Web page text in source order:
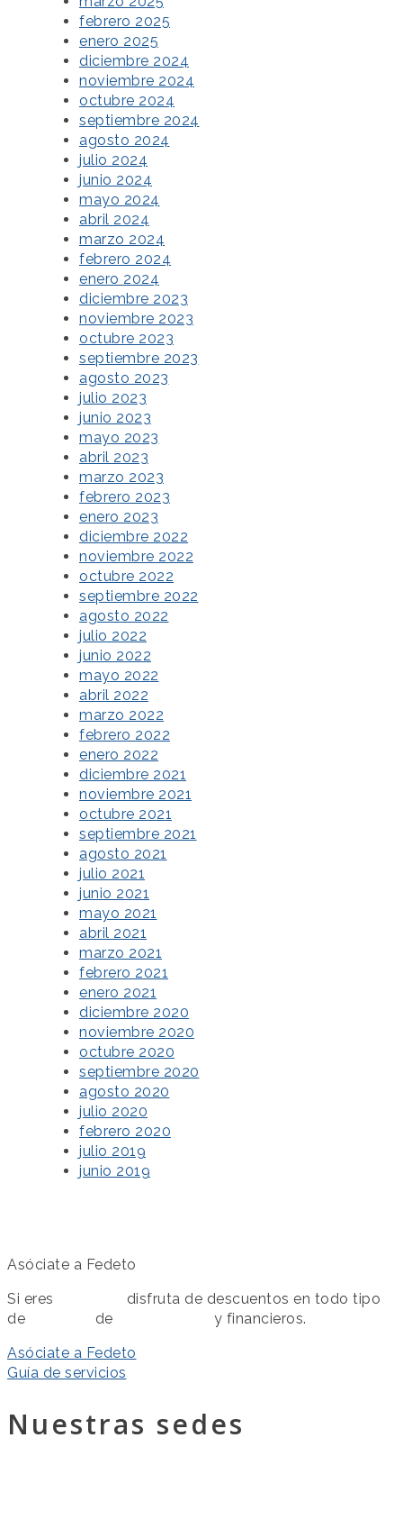
febrero 2025
enero 2025
diciembre 2024
noviembre 2024
octubre 2024
septiembre 2024
agosto 2024
julio 2024
junio 2024
mayo 2024
abril 2024
marzo 2024
febrero 2024
enero 2024
diciembre 2023
noviembre 2023
octubre 2023
septiembre 2023
agosto 2023
julio 2023
junio 2023
mayo 2023
abril 2023
marzo 2023
febrero 2023
enero 2023
diciembre 2022
noviembre 2022
octubre 2022
septiembre 2022
agosto 2022
julio 2022
junio 2022
mayo 2022
abril 2022
marzo 2022
febrero 2022
enero 2022
diciembre 2021
noviembre 2021
octubre 2021
septiembre 2021
agosto 2021
julio 2021
junio 2021
mayo 2021
abril 2021
marzo 2021
febrero 2021
enero 2021
diciembre 2020
noviembre 2020
octubre 2020
septiembre 2020
agosto 2020
julio 2020
febrero 2020
julio 2019
junio 2019
Asóciate a Fedeto
Si eres
disfruta de descuentos en todo tipo
de
de
y financieros.
Asóciate a Fedeto
Guía de servicios
Nuestras sedes